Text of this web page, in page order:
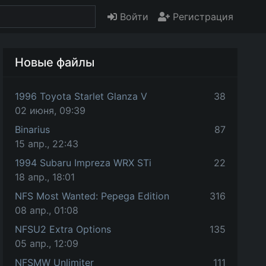
Войти Регистрация
Новые файлы
1996 Toyota Starlet Glanza V
02 июня, 09:39
38
Binarius
15 апр., 22:43
87
1994 Subaru Impreza WRX STi
18 апр., 18:01
22
NFS Most Wanted: Pepega Edition
08 апр., 01:08
316
NFSU2 Extra Options
05 апр., 12:09
135
NFSMW Unlimiter 111